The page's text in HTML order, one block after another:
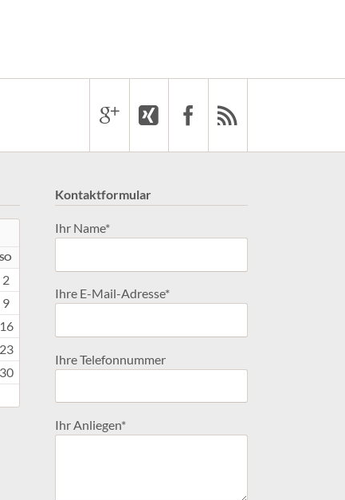
SO
2
9
16
23
30
Kontaktformular
Pflichtfeld
Ihr Name*
Pflichtfeld
Ihre E-Mail-Adresse*
Ihre Telefonnummer
Pflichtfeld
Ihr Anliegen*